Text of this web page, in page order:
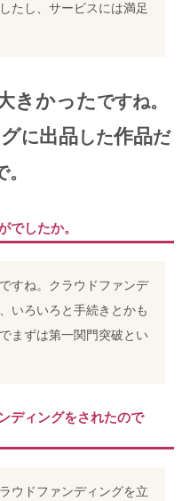
たし、サービスには満足
きかったですね。
に出品した作品だ
でしたか。
すね。クラウドファンデ
いろいろと手続きとかも
まずは第一関門突破とい
ディングをされたので
ウドファンディングを立